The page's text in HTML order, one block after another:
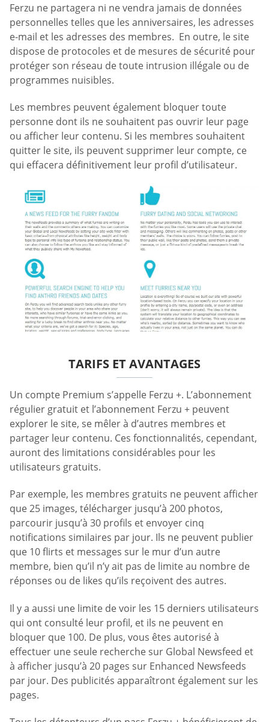
Ferzu ne partagera ni ne vendra jamais de données
personnelles telles que les anniversaires, les adresses
e-mail et les adresses des membres. En outre, le site
dispose de protocoles et de mesures de sécurité pour
protéger son réseau de toute intrusion illégale ou de
programmes nuisibles.
Les membres peuvent également bloquer toute
personne dont ils ne souhaitent pas ouvrir leur page
ou afficher leur contenu. Si les membres souhaitent
quitter le site, ils peuvent supprimer leur compte, ce
qui effacera définitivement leur profil d’utilisateur.
TARIFS ET AVANTAGES
Un compte Premium s’appelle Ferzu +. L’abonnement
régulier gratuit et l’abonnement Ferzu + peuvent
explorer le site, se mêler à d’autres membres et
partager leur contenu. Ces fonctionnalités, cependant,
auront des limitations considérables pour les
utilisateurs gratuits.
Par exemple, les membres gratuits ne peuvent afficher
que 25 images, télécharger jusqu’à 200 photos,
parcourir jusqu’à 30 profils et envoyer cinq
notifications similaires par jour. Ils ne peuvent publier
que 10 flirts et messages sur le mur d’un autre
membre, bien qu’il n’y ait pas de limite au nombre de
réponses ou de likes qu’ils reçoivent des autres.
Il y a aussi une limite de voir les 15 derniers utilisateurs
qui ont consulté leur profil, et ils ne peuvent en
bloquer que 100. De plus, vous êtes autorisé à
effectuer une seule recherche sur Global Newsfeed et
à afficher jusqu’à 20 pages sur Enhanced Newsfeeds
par jour. Des publicités apparaîtront également sur les
pages.